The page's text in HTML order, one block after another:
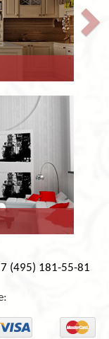
(495) 181-55-81